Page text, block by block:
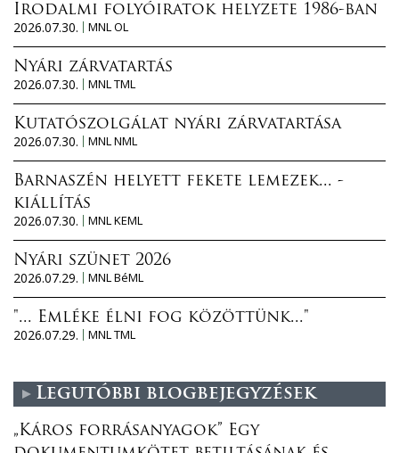
Irodalmi folyóiratok helyzete 1986-ban
2026.07.30.
MNL OL
Nyári zárvatartás
2026.07.30.
MNL TML
Kutatószolgálat nyári zárvatartása
2026.07.30.
MNL NML
Barnaszén helyett fekete lemezek... -
kiállítás
2026.07.30.
MNL KEML
Nyári szünet 2026
2026.07.29.
MNL BéML
"... Emléke élni fog közöttünk..."
2026.07.29.
MNL TML
Legutóbbi blogbejegyzések
„Káros forrásanyagok” Egy